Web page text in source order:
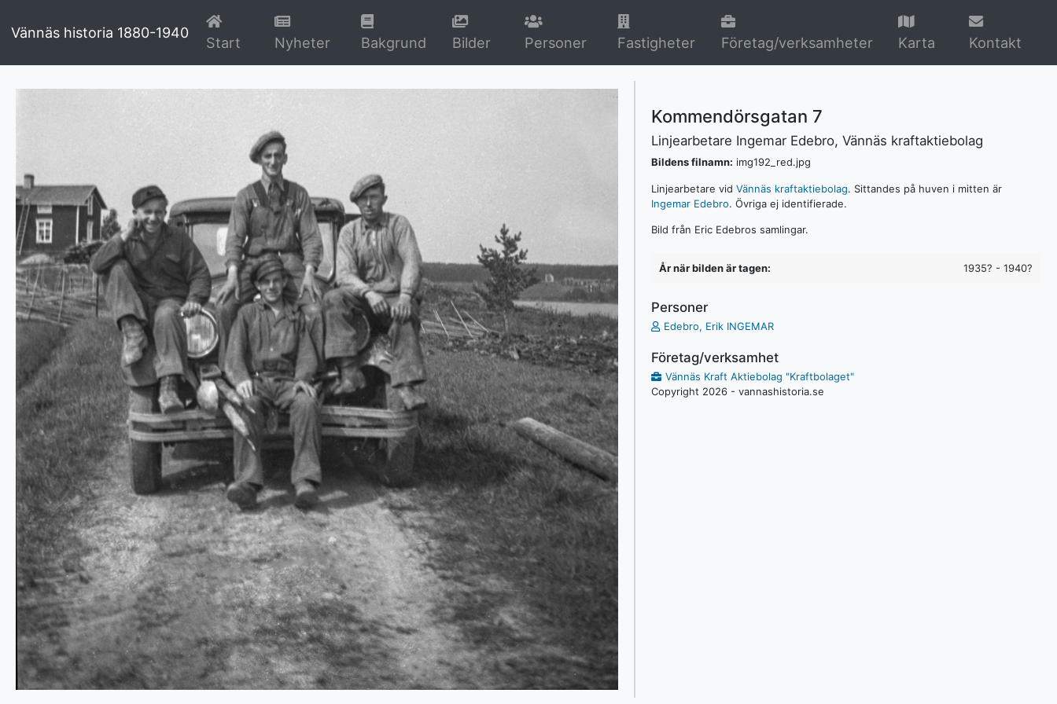
Vännäs historia 1880-1940
Start(current)Nyheter(current)Bakgrund(current)
Bilder(current)Personer Fastigheter Företag/verksamheter Karta Kontakt
Kommendörsgatan 7
Linjearbetare Ingemar Edebro, Vännäs kraftaktiebolag
Bildens filnamn: img192_red.jpg
Linjearbetare vidVännäs kraftaktiebolag. Sittandes på huven i mitten är
Ingemar Edebro. Övriga ej identifierade.
Bild från Eric Edebros samlingar.
År när bilden är tagen: 1935? - 1940?
Personer
Edebro, Erik INGEMAR
Företag/verksamhet
Vännäs Kraft Aktiebolag "Kraftbolaget"
Copyright 2026 - vannashistoria.se